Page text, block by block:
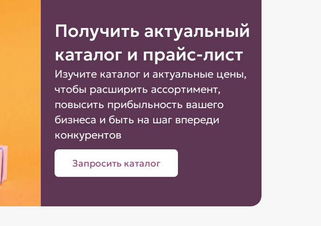
Получить актуальный
каталог и прайс-лист
Изучите каталог и актуальные цены,
чтобы расширить ассортимент,
повысить прибыльность вашего
бизнеса и быть на шаг впереди
конкурентов
Запросить каталог